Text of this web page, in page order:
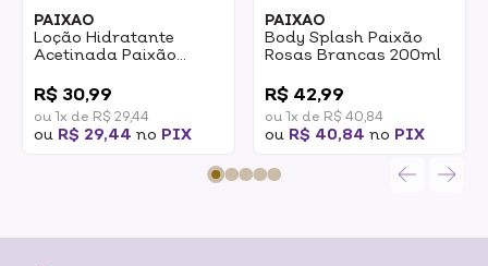
PAIXAO
Loção Hidratante
Acetinada Paixão
Brancas 300g
R$ 30,99
ou 1x de R$ 29,44
ou R$ 29,44 no PIX
PAIXAO
Body Splash Paixão
Rosas Brancas 200ml
R$ 42,99
ou 1x de R$ 40,84
ou R$ 40,84 no PIX